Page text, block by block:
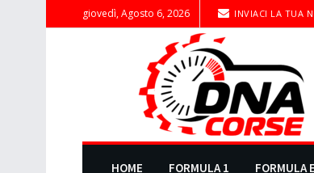
giovedì, Agosto 6, 2026 INVIACI LA TUA
HOME FORMULA 1 FORMULA E